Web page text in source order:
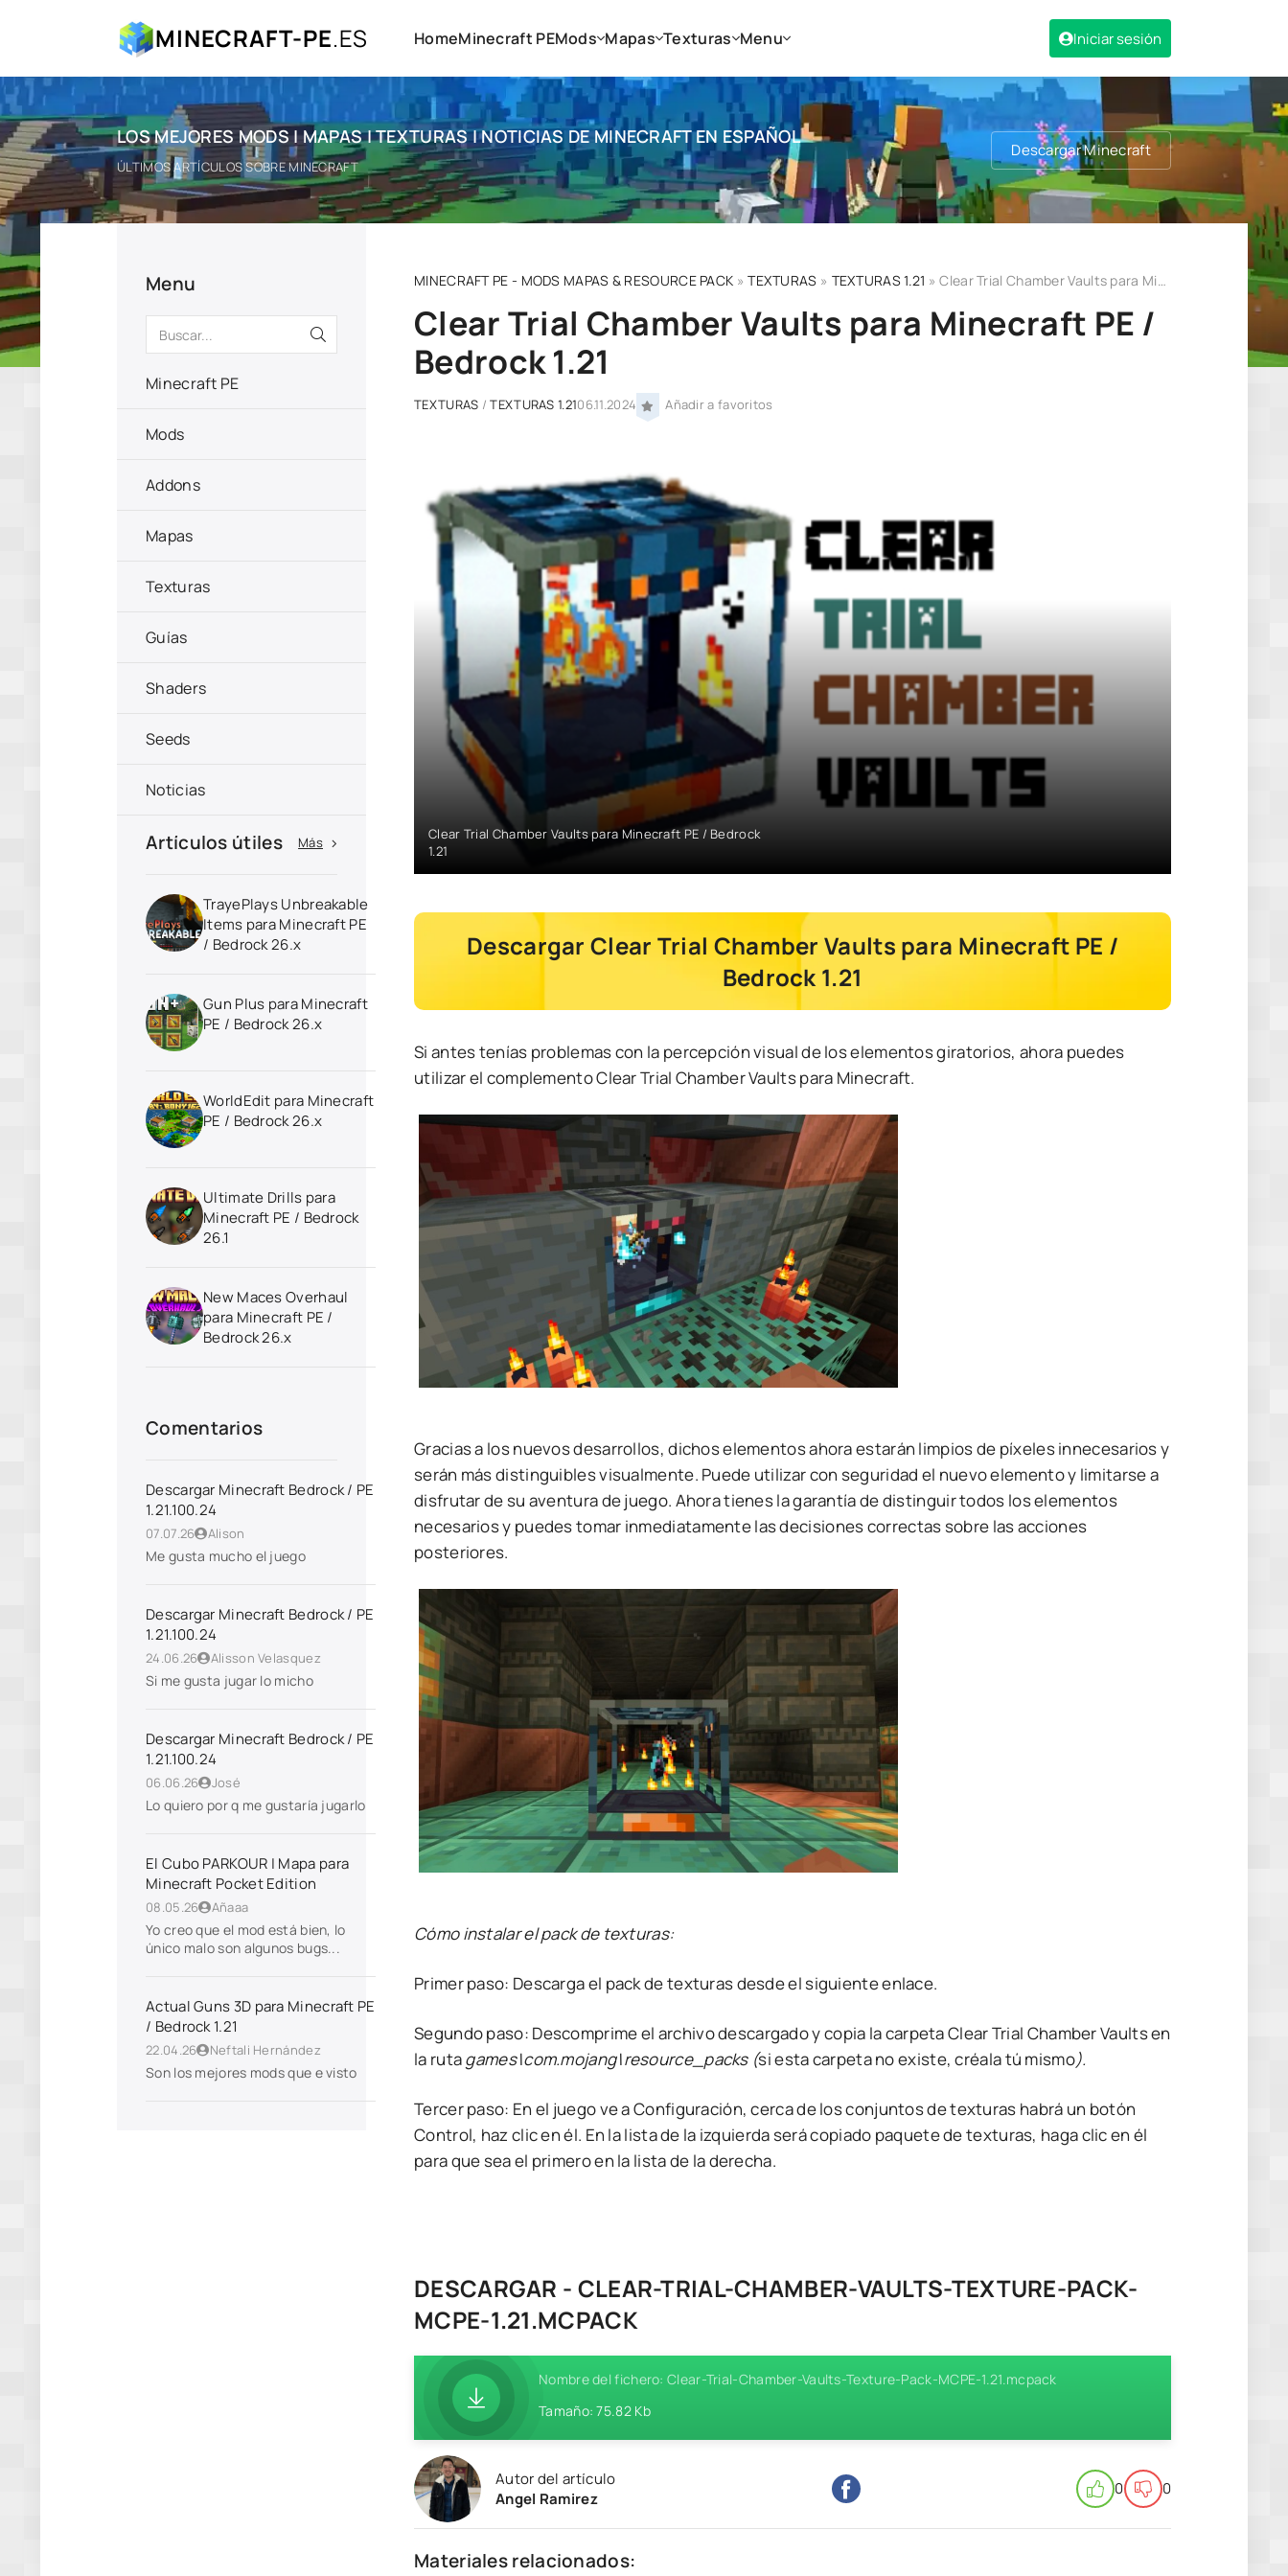
MINECRAFT-PE.ES HomeMinecraft PEMods Mapas Texturas Menu Iniciar sesión
LOS MEJORES MODS | MAPAS | TEXTURAS | NOTICIAS DE MINECRAFT EN ESPAÑOL
ÚLTIMOS ARTÍCULOS SOBRE MINECRAFT
Descargar Minecraft
MINECRAFT PE - MODS MAPAS & RESOURCE PACK »TEXTURAS » TEXTURAS 1.21 » Clear Trial Chamber Vaults para Minecraft PE / Bedrock 1.21
Clear Trial Chamber Vaults para Minecraft PE /
Bedrock 1.21
TEXTURAS /TEXTURAS 1.2106.11.2024 Añadir a favoritos
Clear Trial Chamber Vaults para Minecraft PE / Bedrock
1.21
Descargar Clear Trial Chamber Vaults para Minecraft PE /
Bedrock 1.21
Si antes tenías problemas con la percepción visual de los elementos giratorios, ahora puedes
utilizar el complemento Clear Trial Chamber Vaults para Minecraft.
Gracias a los nuevos desarrollos, dichos elementos ahora estarán limpios de píxeles innecesarios y
serán más distinguibles visualmente. Puede utilizar con seguridad el nuevo elemento y limitarse a
disfrutar de su aventura de juego. Ahora tienes la garantía de distinguir todos los elementos
necesarios y puedes tomar inmediatamente las decisiones correctas sobre las acciones
posteriores.
Cómo instalar el pack de texturas:
Primer paso: Descarga el pack de texturas desde el siguiente enlace.
Segundo paso: Descomprime el archivo descargado y copia la carpeta Clear Trial Chamber Vaults en
la rutagames\com.mojang\resource_packs (si esta carpeta no existe, créala tú mismo).
Tercer paso: En el juego ve a Configuración, cerca de los conjuntos de texturas habrá un botón
Control, haz clic en él. En la lista de la izquierda será copiado paquete de texturas, haga clic en él
para que sea el primero en la lista de la derecha.
DESCARGAR - CLEAR-TRIAL-CHAMBER-VAULTS-TEXTURE-PACK-
MCPE-1.21.MCPACK
Nombre del fichero: Clear-Trial-Chamber-Vaults-Texture-Pack-MCPE-1.21.mcpack
Tamaño: 75.82 Kb
Autor del artículo
Angel Ramirez
0 0
Materiales relacionados:
Menu
Minecraft PE
Mods
Addons
Mapas
Texturas
Guías
Shaders
Seeds
Noticias
Artículos útiles Más
TrayePlays Unbreakable
Items para Minecraft PE
/ Bedrock 26.x
Gun Plus para Minecraft
PE / Bedrock 26.x
WorldEdit para Minecraft
PE / Bedrock 26.x
Ultimate Drills para
Minecraft PE / Bedrock
26.1
New Maces Overhaul
para Minecraft PE /
Bedrock 26.x
Comentarios
Descargar Minecraft Bedrock / PE
1.21.100.24
07.07.26 Alison
Me gusta mucho el juego
Descargar Minecraft Bedrock / PE
1.21.100.24
24.06.26 Alisson Velasquez
Si me gusta jugar lo micho
Descargar Minecraft Bedrock / PE
1.21.100.24
06.06.26 José
Lo quiero por q me gustaría jugarlo
El Cubo PARKOUR | Mapa para
Minecraft Pocket Edition
08.05.26 Añaaa
Yo creo que el mod está bien, lo
único malo son algunos bugs...
Actual Guns 3D para Minecraft PE
/ Bedrock 1.21
22.04.26 Neftali Hernández
Son los mejores mods que e visto